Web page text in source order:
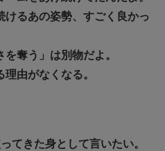
けるあの姿勢、すごく良かっ
奪う」は別物だよ。
由がなくなる。
てきた身として言いたい。